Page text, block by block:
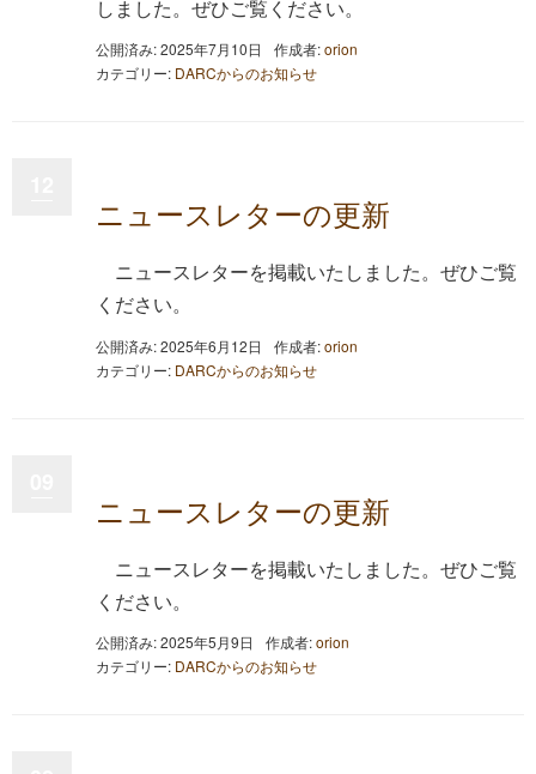
しました。ぜひご覧ください。
公開済み: 2025年7月10日 作成者:orion
カテゴリー: DARCからのお知らせ
ニュースレターの更新
ニュースレターを掲載いたしました。ぜひご覧
ください。
公開済み: 2025年6月12日 作成者:orion
カテゴリー: DARCからのお知らせ
ニュースレターの更新
ニュースレターを掲載いたしました。ぜひご覧
ください。
公開済み: 2025年5月9日 作成者:orion
カテゴリー: DARCからのお知らせ